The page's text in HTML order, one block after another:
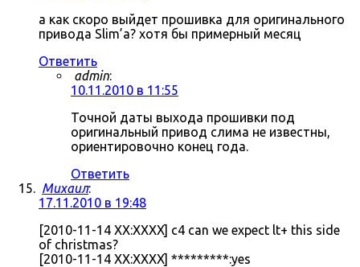
а как скоро выйдет прошивка для оригинального
привода Slim’а? хотя бы примерный месяц
Ответить
admin:
10.11.2010 в 11:55
Точной даты выхода прошивки под
оригинальный привод слима не известны,
ориентировочно конец года.
Ответить
Михаил:
17.11.2010 в 19:48
[2010-11-14 XX:XXXX] c4 can we expect lt+ this side
of christmas?
[2010-11-14 XX:XXXX] *********:yes